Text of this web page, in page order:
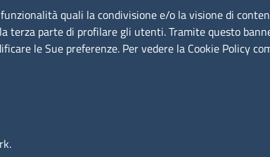
Accessibilità
IBAN e pagamenti informatici
Informative privacy e cookie
quali la condivisione e/o la visione di
terza parte di profilare gli utenti. Tramite questo
le Sue preferenze. Per vedere la Cookie Policy